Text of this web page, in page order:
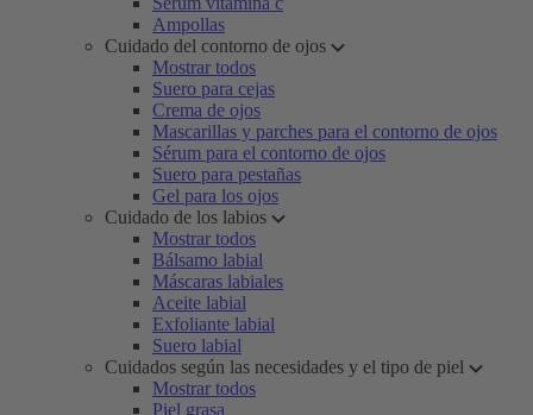
Ampollas
Cuidado del contorno de ojos
Mostrar todos
Suero para cejas
Crema de ojos
Mascarillas y parches para el contorno de ojos
Sérum para el contorno de ojos
Suero para pestañas
Gel para los ojos
Cuidado de los labios
Mostrar todos
Bálsamo labial
Máscaras labiales
Aceite labial
Exfoliante labial
Suero labial
Cuidados según las necesidades y el tipo de piel
Mostrar todos
Piel grasa